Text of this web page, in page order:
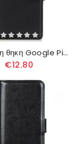
δερματινη θηκη Google Pixel 5 Faux Leather Elegance
€12.80